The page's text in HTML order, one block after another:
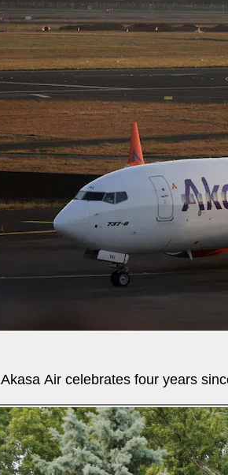
Akasa Air celebrates four years